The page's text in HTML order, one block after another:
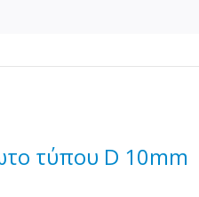
τύπου D 10mm